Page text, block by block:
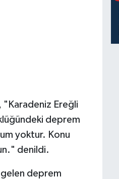
"Karadeniz Ereğli
deprem
yoktur. Konu
denildi.
deprem